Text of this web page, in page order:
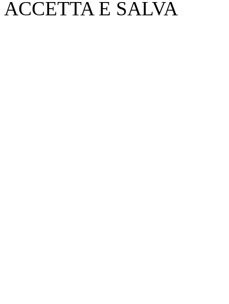
ACCETTA E SALVA